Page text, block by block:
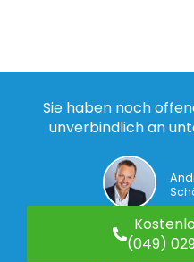
Sie haben noch
unverbindlich an
(049)